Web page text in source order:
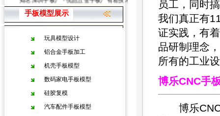
手板模型展示
玩具模型设计
铝合金手板加工
机壳手板模型
数码家电手板模型
硅胶复模
汽车配件手板模型
员工，同时
我们真正有
证实践，有
品研制理念
所有的工业
博乐CNC手
博乐CNC